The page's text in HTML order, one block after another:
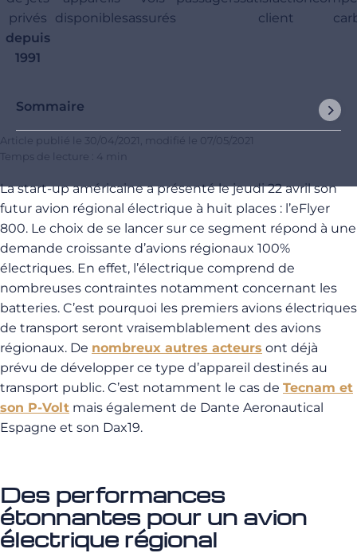
privés
depuis
1991
disponiblesassurés
client
Sommaire
Article publié le 30/04/2021 , modifié le 07/05/2021
Temps de lecture : 4 min
La start-up américaine a présenté le jeudi 22 avril son
futur avion régional électrique à huit places : l’eFlyer
800. Le choix de se lancer sur ce segment répond à une
demande croissante d’avions régionaux 100%
électriques. En effet, l’électrique comprend de
nombreuses contraintes notamment concernant les
batteries. C’est pourquoi les premiers avions électriques
de transport seront vraisemblablement des avions
régionaux. De nombreux autres acteurs ont déjà
prévu de développer ce type d’appareil destinés au
transport public. C’est notamment le cas de Tecnam et
son P-Volt mais également de Dante Aeronautical
Espagne et son Dax19.
Des performances
étonnantes pour un avion
électrique régional